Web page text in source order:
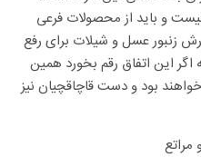
و باید از محصولات فرعی
زنبور عسل و شیلات برای رفع
این اتفاق رقم بخورد همین
بود و دست قاچاقچیان نیز